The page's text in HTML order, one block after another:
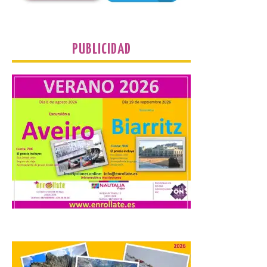
Food trucks y música en
Valencia de Don Juan en
una nueva edición de
Castle Food 2026
7 Ago 2026
Castle Food combina la
música en directo con
food trucks y tiendas de
market esperando atraer
a miles de personas. La
localidad leonesa de Valencia de Don Juan
sigue adelante con su calendario de
eventos veraniegos para este año 2026.
PUBLICIDAD